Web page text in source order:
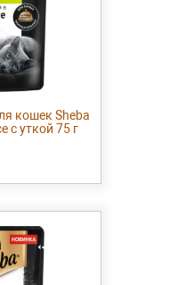
кошек Sheba
с уткой 75 г